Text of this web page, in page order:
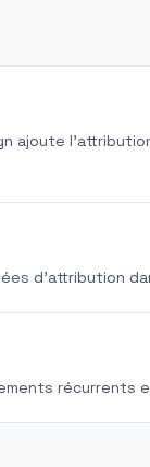
d’attribution
récurrents